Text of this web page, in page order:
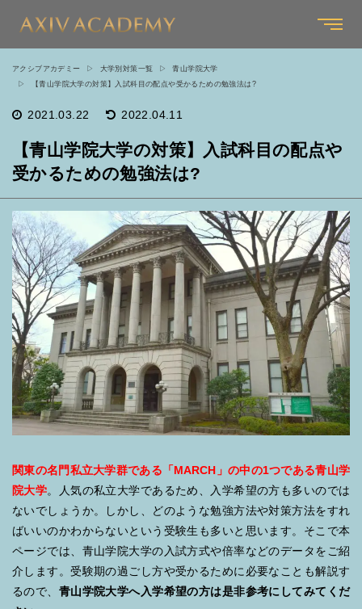
アクシブアカデミー 大学別対策一覧
青山学院大学
【青山学院大学の対策】入試科目の配点や受かるための勉強法は?
2021.03.22 2022.04.11
【青山学院大学の対策】入試科目の配点や
受かるための勉強法は?
関東の名門私立大学群である「MARCH」の中の1つである青山学
院大学。人気の私立大学であるため、入学希望の方も多いのでは
ないでしょうか。しかし、どのような勉強方法や対策方法をすれ
ばいいのかわからないという受験生も多いと思います。そこで本
ページでは、青山学院大学の入試方式や倍率などのデータをご紹
介します。受験期の過ごし方や受かるために必要なことも解説す
るので、 青山学院大学へ入学希望の方は是非参考にしてみてくだ